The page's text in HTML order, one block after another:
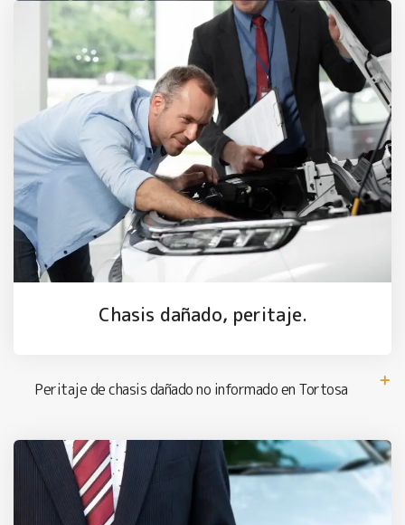
Chasis dañado, peritaje.
Peritaje de chasis dañado no informado en Tortosa